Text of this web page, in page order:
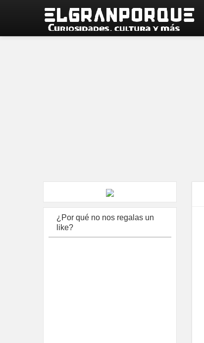
¿Por qué no nos regalas un
like?